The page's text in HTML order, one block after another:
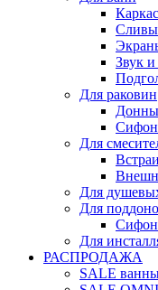
Каркас
Звук и
Для раковин
Для
Для
Для
Для
РАСПРОДАЖА
SALE